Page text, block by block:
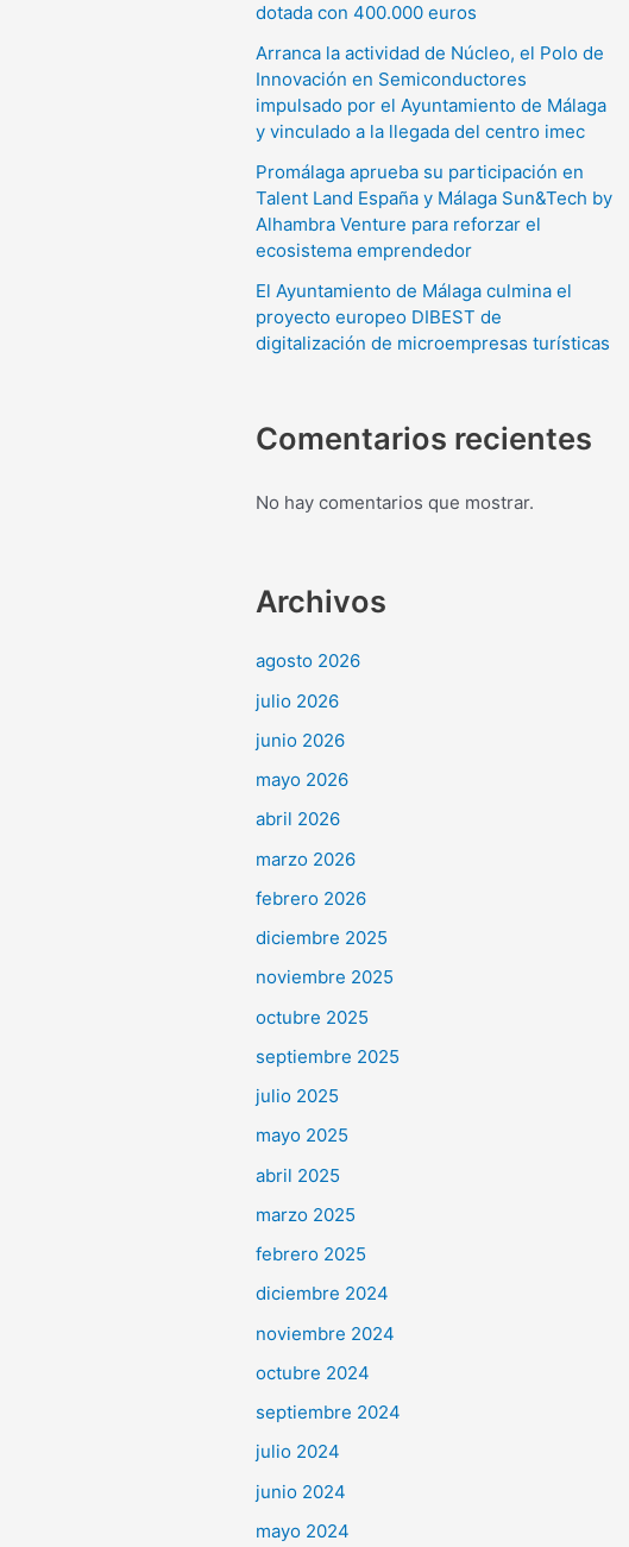
dotada con 400.000 euros
Arranca la actividad de Núcleo, el Polo de
Innovación en Semiconductores
impulsado por el Ayuntamiento de Málaga
y vinculado a la llegada del centro imec
Promálaga aprueba su participación en
Talent Land España y Málaga Sun&Tech by
Alhambra Venture para reforzar el
ecosistema emprendedor
El Ayuntamiento de Málaga culmina el
proyecto europeo DIBEST de
digitalización de microempresas turísticas
Comentarios recientes
No hay comentarios que mostrar.
Archivos
agosto 2026
julio 2026
junio 2026
mayo 2026
abril 2026
marzo 2026
febrero 2026
diciembre 2025
noviembre 2025
octubre 2025
septiembre 2025
julio 2025
mayo 2025
abril 2025
marzo 2025
febrero 2025
diciembre 2024
noviembre 2024
octubre 2024
septiembre 2024
julio 2024
junio 2024
mayo 2024